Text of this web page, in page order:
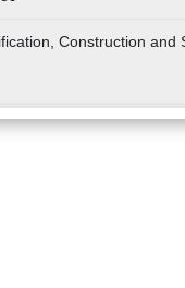
Construction